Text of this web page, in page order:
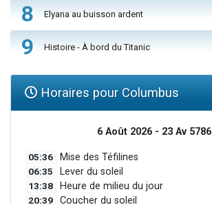
8 Elyana au buisson ardent
9 Histoire - À bord du Titanic
Horaires pour Columbus
6 Août 2026 - 23 Av 5786
05:36 Mise des Téfilines
06:35 Lever du soleil
13:38 Heure de milieu du jour
20:39 Coucher du soleil